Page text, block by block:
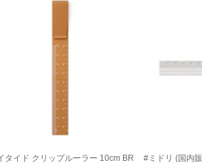
タイド クリップルーラー 10cm BR
#ミドリ (国内